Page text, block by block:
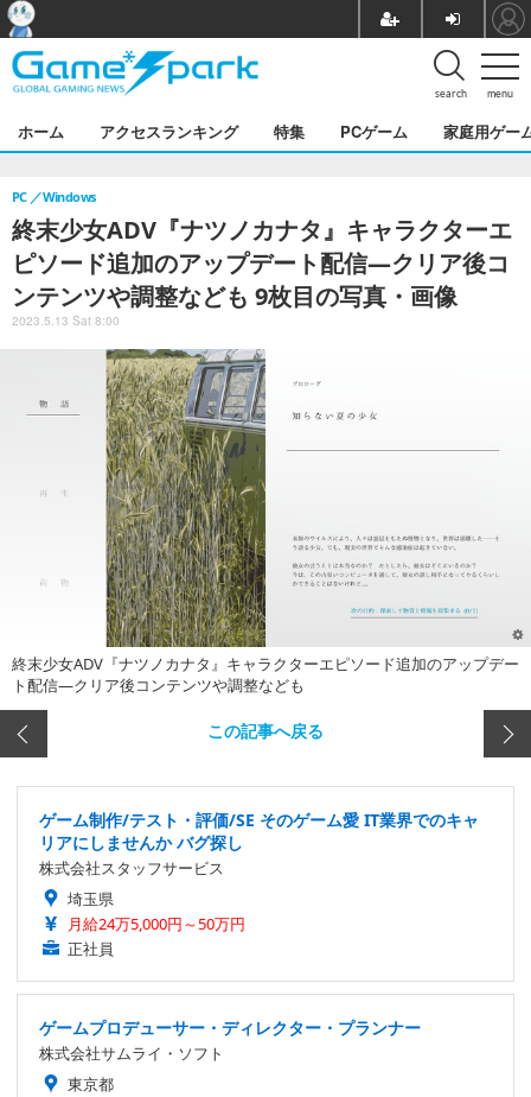
menu
search
ホーム アクセスランキング 特集 PCゲーム 家庭用ゲー
終末少女ADV『ナツノカナタ』キャラクターエ
ピソード追加のアップデート配信―クリア後コ
ンテンツや調整なども 9枚目の写真・画像
PC Windows
2023.5.13 Sat 8:00
終末少女ADV『ナツノカナタ』キャラクターエピソード追加のアップデー
ト配信―クリア後コンテンツや調整なども
この記事へ戻る
ゲーム制作/テスト・評価/SE そのゲーム愛 IT業界でのキャ
リアにしませんか バグ探し
株式会社スタッフサービス
埼玉県
月給24万5,000円～50万円
正社員
ゲームプロデューサー・ディレクター・プランナー
株式会社サムライ・ソフト
東京都